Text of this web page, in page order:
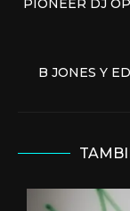
PIONEER DJ
B JONES Y